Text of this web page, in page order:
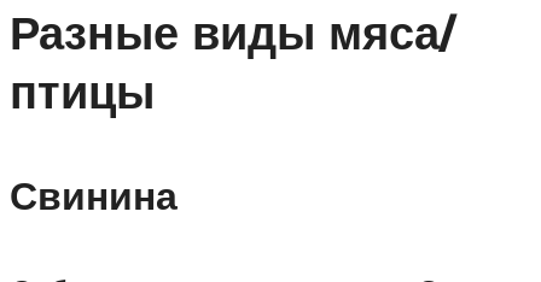
Разные виды мяса/
птицы
Свинина